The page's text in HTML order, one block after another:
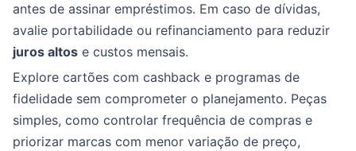
antes de assinar empréstimos. Em caso de dívidas,
avalie portabilidade ou refinanciamento para reduzir
juros altos e custos mensais.
Explore cartões com cashback e programas de
fidelidade sem comprometer o planejamento. Peças
simples, como controlar frequência de compras e
priorizar marcas com menor variação de preço,